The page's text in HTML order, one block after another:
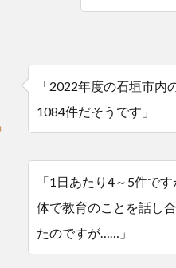
「2022年度の石垣市
1084件だそうです」
「1日あたり4～5件で
体で教育のことを話し
たのですが……」